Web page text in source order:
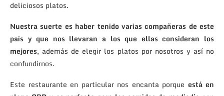
deliciosos platos.
Nuestra suerte es haber tenido varias compañeras de este
país y que nos llevaran a los que ellas consideran los
mejores, además de elegir los platos por nosotros y así no
confundirnos.
Este restaurante en particular nos encanta porque está en